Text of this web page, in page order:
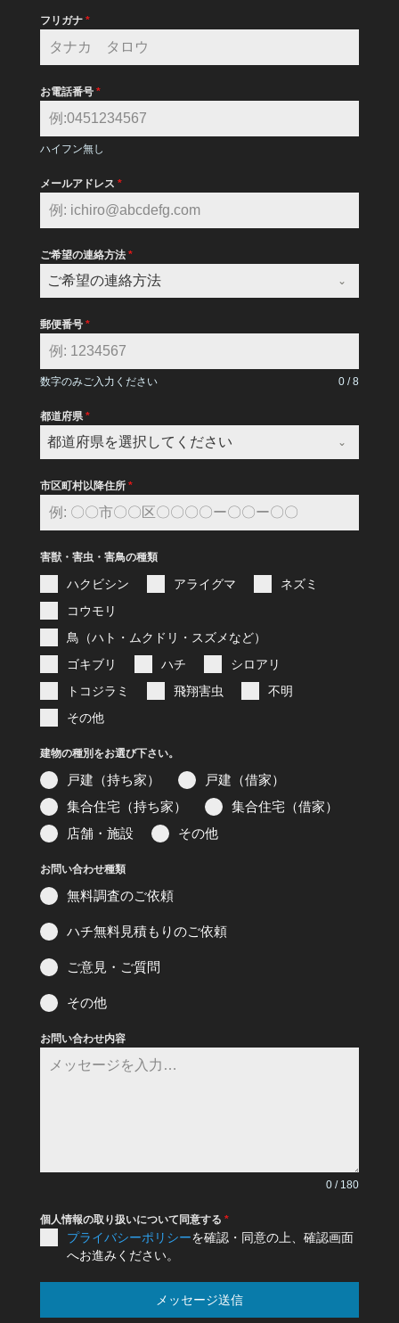
フリガナ *
お電話番号 *
ハイフン無し
メールアドレス *
ご希望の連絡方法 *
ご希望の連絡方法
郵便番号 *
数字のみご入力ください 0 / 8
都道府県 *
都道府県を選択してください
市区町村以降住所 *
害獣・害虫・害鳥の種類
ハクビシン アライグマ
ネズミ
コウモリ
鳥（ハト・ムクドリ・スズメなど）
ゴキブリ
ハチ
シロアリ
トコジラミ
飛翔害虫
不明
その他
建物の種別をお選び下さい。
戸建（持ち家）
戸建（借家）
集合住宅（持ち家）
集合住宅（借家）
店舗・施設
その他
お問い合わせ種類
無料調査のご依頼
ハチ無料見積もりのご依頼
ご意見・ご質問
その他
お問い合わせ内容
0 / 180
個人情報の取り扱いについて同意する *
プライバシーポリシーを確認・同意の上、確認画面
へお進みください。
メッセージ送信